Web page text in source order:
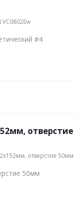
#4
отверстие
отверстие 50мм
50мм